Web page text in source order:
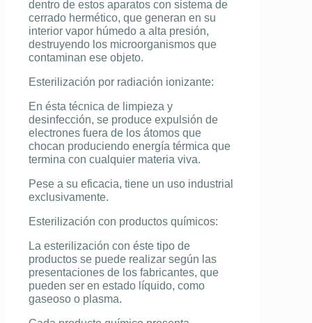
dentro de estos aparatos con sistema de
cerrado hermético, que generan en su
interior vapor húmedo a alta presión,
destruyendo los microorganismos que
contaminan ese objeto.
Esterilización por radiación ionizante:
En ésta técnica de limpieza y
desinfección, se produce expulsión de
electrones fuera de los átomos que
chocan produciendo energía térmica que
termina con cualquier materia viva.
Pese a su eficacia, tiene un uso industrial
exclusivamente.
Esterilización con productos químicos:
La esterilización con éste tipo de
productos se puede realizar según las
presentaciones de los fabricantes, que
pueden ser en estado líquido, como
gaseoso o plasma.